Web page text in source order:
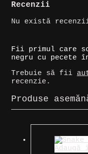
Recenzii
Nu există recenzii
Fii primul care
negru cu pecete
Trebuie să fii
recenzie.
Produse
Adaugă